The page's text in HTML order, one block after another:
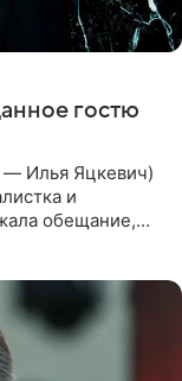
гостю
— Илья Яцкевич)
и
обещание,